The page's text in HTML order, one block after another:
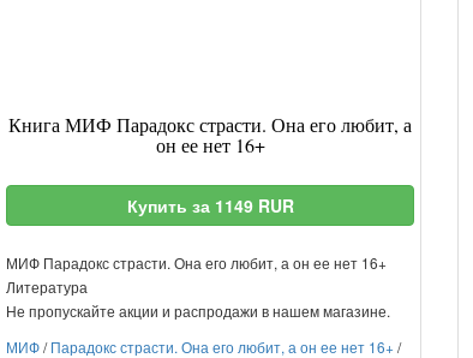
Книга МИФ Парадокс страсти. Она его любит, а
он ее нет 16+
Купить за 1149 RUR
МИФ Парадокс страсти. Она его любит, а он ее нет 16+
Литература
Не пропускайте акции и распродажи в нашем магазине.
МИФ/Парадокс страсти. Она его любит, а он ее нет 16+ /